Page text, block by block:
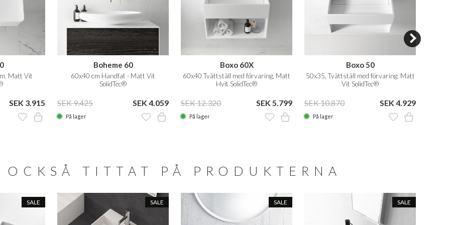
Matt Vit
SEK 3.915
Boheme 60
60x40 cm Handfat - Matt Vit
SolidTec®
SEK 9.425 SEK 4.059
På lager
Boxo 60X
60x40 Tvättställ med förvaring, Matt
Hvit SolidTec®
SEK 12.320 SEK 5.799
På lager
Boxo 50
50x35, Tvättställ med förvaring, Matt
Vit SolidTec®
SEK 10.870 SEK 4.929
På lager
OCKSÅ TITTAT PÅ PRODUKTERNA
SALE SALE SALE SALE